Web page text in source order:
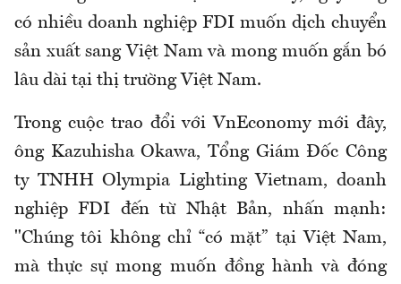
có nhiều doanh nghiệp FDI muốn dịch chuyển
sản xuất sang Việt Nam và mong muốn gắn bó
lâu dài tại thị trường Việt Nam.
Trong cuộc trao đổi với VnEconomy mới đây,
ông Kazuhisha Okawa, Tổng Giám Đốc Công
ty TNHH Olympia Lighting Vietnam, doanh
nghiệp FDI đến từ Nhật Bản, nhấn mạnh:
"Chúng tôi không chỉ “có mặt” tại Việt Nam,
mà thực sự mong muốn đồng hành và đóng